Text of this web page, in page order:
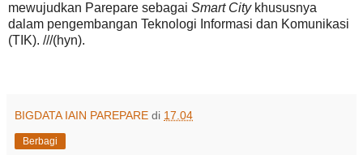
mewujudkan Parepare sebagai Smart City khususnya
dalam pengembangan Teknologi Informasi dan Komunikasi
(TIK). ///(hyn).
BIGDATA IAIN PAREPARE di 17.04
Berbagi